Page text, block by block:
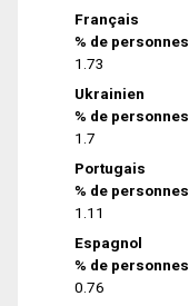
Français
% de personnes
1.73
Ukrainien
% de personnes
1.7
Portugais
% de personnes
1.11
Espagnol
% de personnes
0.76